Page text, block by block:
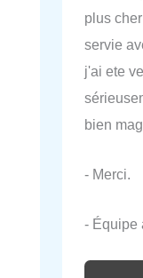
plus
servie
j'ai ete
bien
- Merci.
- Équipe